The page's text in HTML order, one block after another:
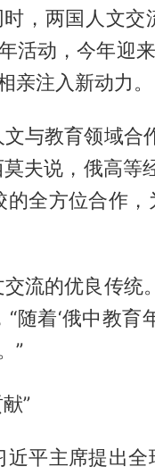
，两国人文交
活动，今年迎
亲注入新动力。
与教育领域合
夫说，俄高等
全方位合作
流的优良传统
随着‘俄中教育
”
”
平主席提出